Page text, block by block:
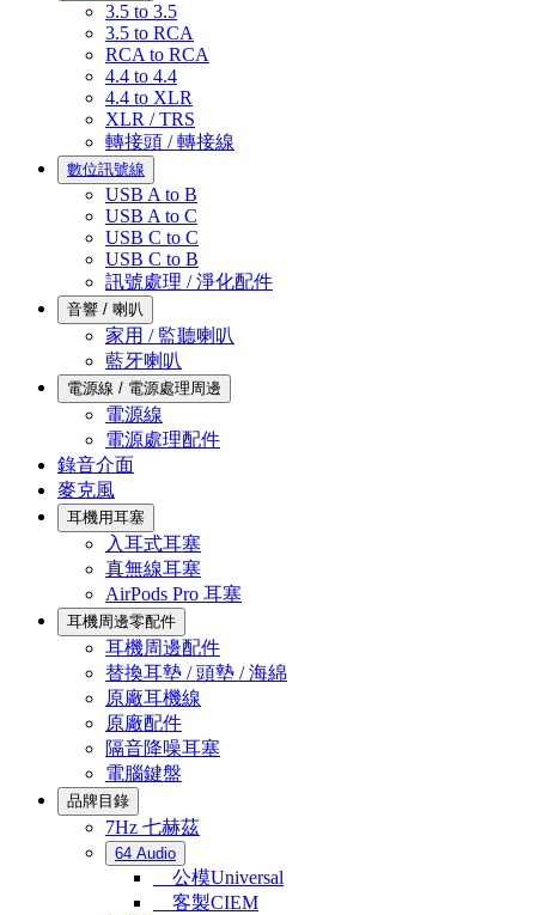
3.5 to 3.5
3.5 to RCA
RCA to RCA
4.4 to 4.4
4.4 to XLR
XLR / TRS
轉接頭 / 轉接線
數位訊號線
USB A to B
USB A to C
USB C to C
USB C to B
訊號處理 / 淨化配件
音響 / 喇叭
家用 / 監聽喇叭
藍牙喇叭
電源線 / 電源處理周邊
電源線
電源處理配件
錄音介面
麥克風
耳機用耳塞
入耳式耳塞
真無線耳塞
AirPods Pro 耳塞
耳機周邊零配件
耳機周邊配件
替換耳墊 / 頭墊 / 海綿
原廠耳機線
原廠配件
隔音降噪耳塞
電腦鍵盤
品牌目錄
7Hz 七赫茲
64 Audio
公模Universal
客製CIEM